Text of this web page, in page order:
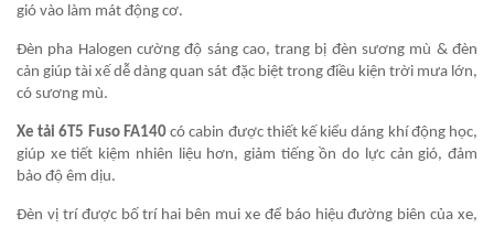
gió vào làm mát động cơ.
Đèn pha Halogen cường độ sáng cao, trang bị đèn sương mù & đèn
cản giúp tài xế dễ dàng quan sát đặc biệt trong điều kiện trời mưa lớn,
có sương mù.
Xe tải 6T5 Fuso FA140có cabin được thiết kế kiểu dáng khí động học,
giúp xe tiết kiệm nhiên liệu hơn, giảm tiếng ồn do lực cản gió, đảm
bảo độ êm dịu.
Đèn vị trí được bố trí hai bên mui xe để báo hiệu đường biên của xe,